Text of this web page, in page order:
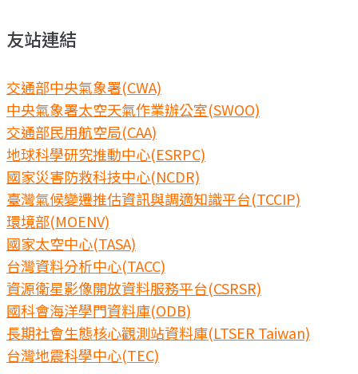
友站連結
交通部中央氣象署(CWA)
中央氣象署太空天氣作業辦公室(SWOO)
交通部民用航空局(CAA)
地球科學研究推動中心(ESRPC)
國家災害防救科技中心(NCDR)
臺灣氣候變遷推估資訊與調適知識平台(TCCIP)
環境部(MOENV)
國家太空中心(TASA)
台灣資料分析中心(TACC)
資源衛星影像開放資料服務平台(CSRSR)
國科會海洋學門資料庫(ODB)
長期社會生態核心觀測站資料庫(LTSER Taiwan)
台灣地震科學中心(TEC)